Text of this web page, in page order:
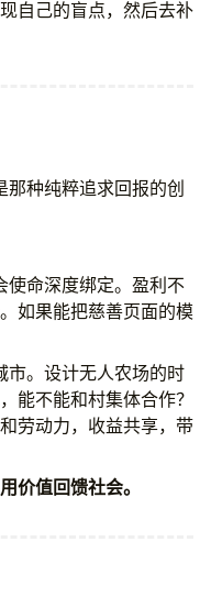
自己的盲点，然后去补
那种纯粹追求回报的创
命深度绑定。盈利不
如果能把慈善页面的模
。设计无人农场的时
能不能和村集体合作？
劳动力，收益共享，带
价值回馈社会。